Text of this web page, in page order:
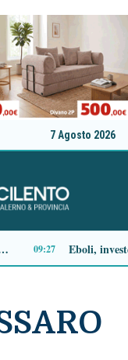
7 Agosto 2026
Salerno, crea disagi alla stazione e poi si sente male: 23enne trasportato in ospedale